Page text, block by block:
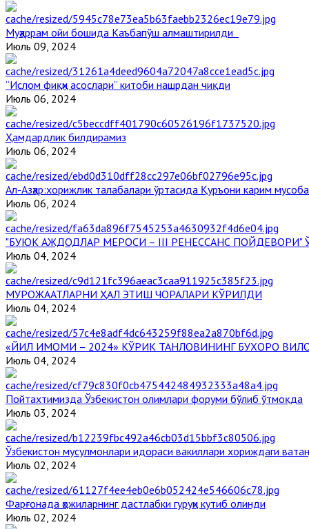
Муҳаррам ойи бошида Каъбапўш алмаштирилди
Июль 09, 2024
“Ислом фиқҳи асослари” китоби нашрдан чиқди
Июль 06, 2024
Ҳамдардлик билдирамиз
Июль 06, 2024
Aл-Aзҳар:хорижлик талабалари ўртасида Қуръони карим
Июль 06, 2024
"БУЮК АЖДОДЛАР МЕРОСИ – III РЕНЕССАНС
Июль 04, 2024
МУРОЖААТЛАРНИ ҲАЛ ЭТИШ ЧОРАЛАРИ КЎРИЛДИ
Июль 04, 2024
«ЙИЛ ИМОМИ – 2024» КЎРИК ТАНЛОВИНИНГ БУХОРО
Июль 04, 2024
Пойтахтимизда Ўзбекистон олимлари форуми бўлиб ўтмоқда
Июль 03, 2024
Ўзбекистон мусулмонлари идораси вакиллари хориждаги
Июль 02, 2024
Фарғонада ҳожиларнинг дастлабки гуруҳи кутиб олинди
Июль 02, 2024